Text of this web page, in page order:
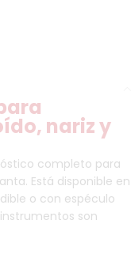
nariz y
completo para
Está disponible en
o con espéculo
son